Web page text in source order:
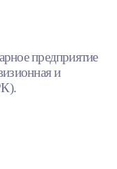
предприятие
и